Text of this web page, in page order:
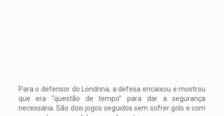
Para o defensor do Londrina, a defesa encaixou e mostrou
que era “questão de tempo” para dar a segurança
necessária. São dois jogos seguidos sem sofrer gols e com